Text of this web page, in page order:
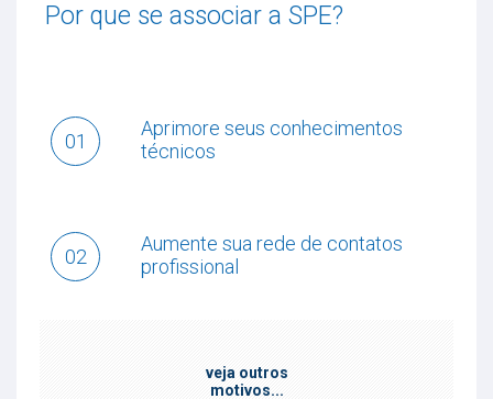
Por que se associar a SPE?
01
Aprimore seus conhecimentos
técnicos
02
Aumente sua rede de contatos
profissional
veja outros
motivos...